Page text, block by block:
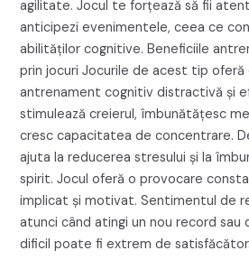
agilitate. Jocul te forțează să fii
anticipezi evenimentele, ceea ce
abilităților cognitive. Beneficiile
prin jocuri Jocurile de acest tip oferă
antrenament cognitiv distractivă și
stimulează creierul, îmbunătățesc
cresc capacitatea de concentrare.
ajuta la reducerea stresului și la
spirit. Jocul oferă o provocare
implicat și motivat. Sentimentul de
atunci când atingi un nou record sau
dificil poate fi extrem de